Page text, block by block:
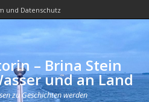
und Datenschutz
– Brina Stein
und an Land
zu Geschichten werden